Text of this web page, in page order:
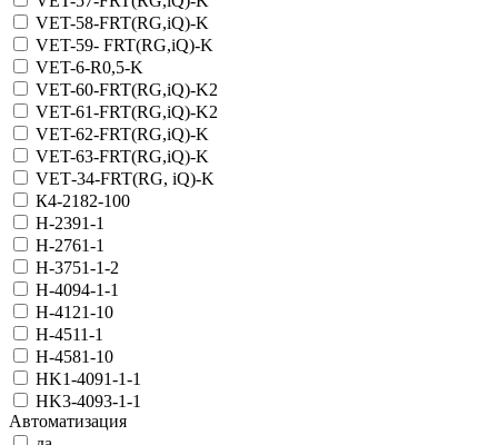
VET-58-FRT(RG,iQ)-K
VET-59- FRT(RG,iQ)-K
VET-6-R0,5-K
VET-60-FRT(RG,iQ)-K2
VET-61-FRT(RG,iQ)-K2
VET-62-FRT(RG,iQ)-K
VET-63-FRT(RG,iQ)-K
VET‑34-FRT(RG, iQ)-K
К4-2182-100
Н-2391-1
Н-2761-1
Н-3751-1-2
Н-4094-1-1
Н-4121-10
Н-4511-1
Н-4581-10
НK1-4091-1-1
НK3-4093-1-1
Автоматизация